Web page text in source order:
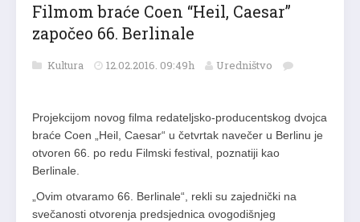
Filmom braće Coen “Heil, Caesar”
započeo 66. Berlinale
Kultura 12.02.2016. 09:49h Uredništvo
Projekcijom novog filma redateljsko-producentskog dvojca
braće Coen „Heil, Caesar“ u četvrtak navečer u Berlinu je
otvoren 66. po redu Filmski festival, poznatiji kao
Berlinale.
„Ovim otvaramo 66. Berlinale“, rekli su zajednički na
svečanosti otvorenja predsjednica ovogodišnjeg